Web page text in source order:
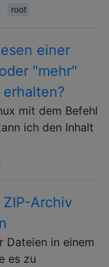
root
einer
"mehr"
mit dem Befehl
ich den Inhalt
Archiv
Dateien in einem
es zu